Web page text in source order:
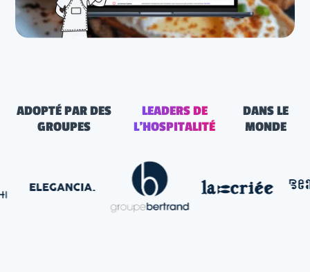
ADOPTÉ PAR DES
GROUPES
LEADERS DE
L'HOSPITALITÉ
DANS LE
MONDE